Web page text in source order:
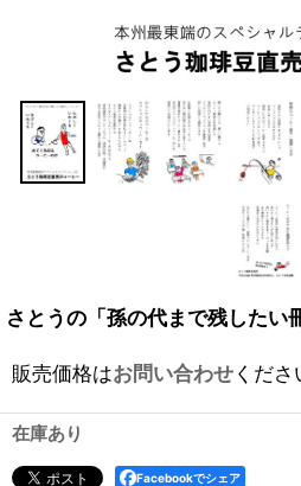
さとうの「孫の代まで残したい
販売価格はお問い合わせくださ
在庫あり
Facebookでシェア